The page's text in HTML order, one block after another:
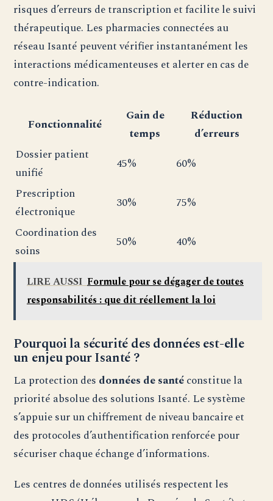
risques d’erreurs de transcription et facilite le suivi
thérapeutique. Les pharmacies connectées au
réseau Isanté peuvent vérifier instantanément les
interactions médicamenteuses et alerter en cas de
contre-indication.
Fonctionnalité
Gain de
temps
Réduction
d’erreurs
Dossier patient
unifié
45%
60%
Prescription
électronique
30%
75%
Coordination des
soins
50% 40%
LIRE AUSSI Formule pour se dégager de toutes
responsabilités : que dit réellement la loi
Pourquoi la sécurité des données est-elle
un enjeu pour Isanté ?
La protection des données de santéconstitue la
priorité absolue des solutions Isanté. Le système
s’appuie sur un chiffrement de niveau bancaire et
des protocoles d’authentification renforcée pour
sécuriser chaque échange d’informations.
Les centres de données utilisés respectent les